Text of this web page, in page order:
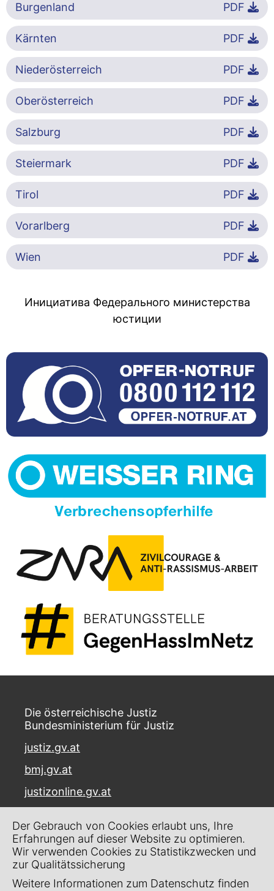
Burgenland PDF
Kärnten PDF
Niederösterreich PDF
Oberösterreich PDF
Salzburg PDF
Steiermark PDF
Tirol PDF
Vorarlberg PDF
Wien PDF
Инициатива Федерального министерства
юстиции
Die österreichische Justiz
Bundesministerium für Justiz
justiz.gv.at
bmj.gv.at
justizonline.gv.at
Museumstraße 7
1070 Wien
Kontakt
Impressum
Der Gebrauch von Cookies erlaubt uns, Ihre
Erfahrungen auf dieser Website zu optimieren.
Wir verwenden Cookies zu Statistikzwecken und
zur Qualitätssicherung
Weitere Informationen zum Datenschutz finden